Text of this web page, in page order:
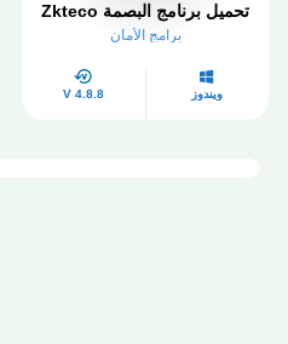
تحميل برنامج البصمة Zkteco
برامج الأمان
ويندوز V 4.8.8